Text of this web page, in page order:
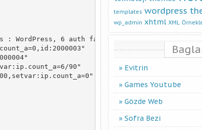
: WordPress, 6 auth failures in 90 seconds -
90"
templates wordpress
wp_admin xhtml XML
Evitrin
Games Youtube
Gözde Web
Sofra Bezi